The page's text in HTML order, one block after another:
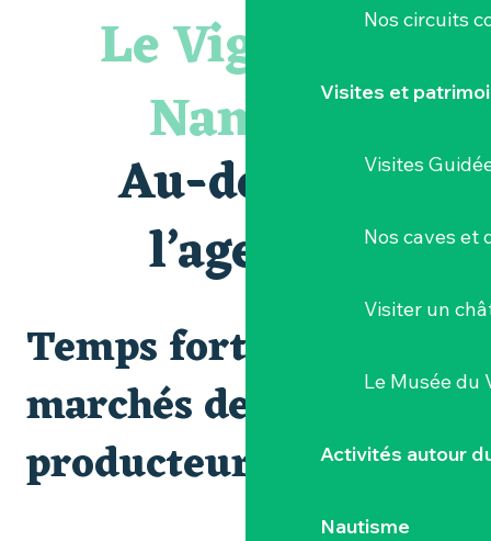
Nos circuits
Visites et
Visites
Nos caves et
Visiter un
Le Musée du
Activités autour
Nautisme
Escapade en Muscadet au cœur du Vignoble Nantais
Visite guidée « Histoire d'un jardin pittoresque »
« Veduta, les palais oubliés d'Italie » Thomas Jorion
Le bleu dans tous ses états
Visites et dégustations
Escapade sensorielle pour enfants savants ....
Clisson gîte et couvert XIXe - XXe siècles
Balade semi nocturne en canoë-kayak
Le Vignoble
Nantais
Au-delà de
l’agenda
Temps forts et
marchés de
producteurs